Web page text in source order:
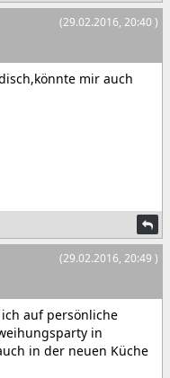
(29.02.2016, 20:40 )
mir auch
(29.02.2016, 20:49 )
auf persönliche
in
in der neuen Küche